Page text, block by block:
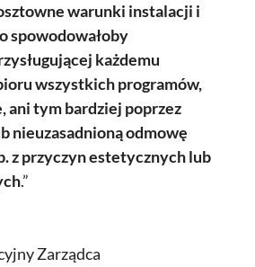
warunki instalacji i
spowodowałoby
każdemu
wszystkich programów,
ani tym bardziej poprzez
nieuzasadnioną odmowę
z przyczyn estetycznych lub
.”
Zarządca